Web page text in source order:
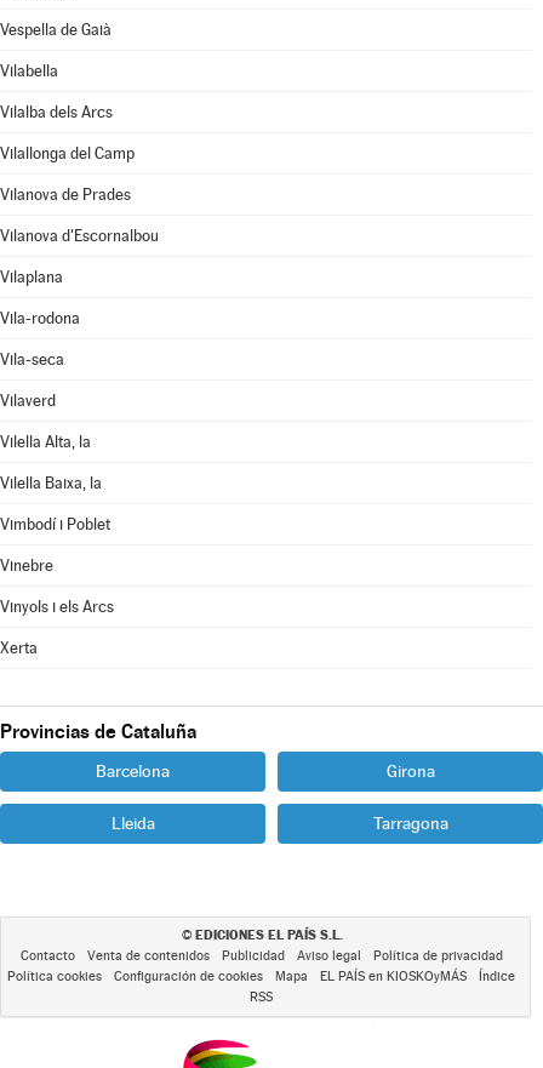
Vespella de Gaià
Vilabella
Vilalba dels Arcs
Vilallonga del Camp
Vilanova de Prades
Vilanova d'Escornalbou
Vilaplana
Vila-rodona
Vila-seca
Vilaverd
Vilella Alta, la
Vilella Baixa, la
Vimbodí i Poblet
Vinebre
Vinyols i els Arcs
Xerta
Provincias de Cataluña
Barcelona Girona
Lleida Tarragona
© EDICIONES EL PAÍS S.L.
Contacto Venta de contenidos Publicidad Aviso legal
Política de privacidad
Política cookies
Configuración de cookies Mapa EL PAÍS en KIOSKOyMÁS
Índice
RSS